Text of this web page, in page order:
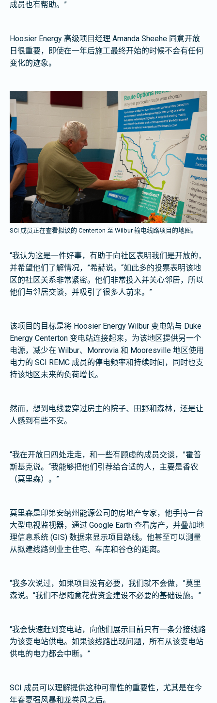
成员也有帮助。”
Hoosier Energy 高级项目经理 Amanda Sheehe 同意开放
日很重要，即使在一年后施工最终开始的时候不会有任何
变化的迹象。
SCI 成员正在查看拟议的 Centerton 至 Wilbur 输电线路项目的地图。
“我认为这是一件好事，有助于向社区表明我们是开放的，
并希望他们了解情况，”希赫说。“如此多的投票表明该地
区的社区关系非常紧密。他们非常投入并关心邻居，所以
他们与邻居交谈，并吸引了很多人前来。”
该项目的目标是将 Hoosier Energy Wilbur 变电站与 Duke
Energy Centerton 变电站连接起来，为该地区提供另一个
电源，减少在 Wilbur、Monrovia 和 Mooresville 地区使用
电力的 SCI REMC 成员的停电频率和持续时间，同时也支
持该地区未来的负荷增长。
然而，想到电线要穿过房主的院子、田野和森林，还是让
人感到有些不安。
“我在开放日四处走走，和一些有顾虑的成员交谈，”霍普
斯基克说。“我能够把他们引荐给合适的人，主要是香农
（莫里森）。”
莫里森是印第安纳州能源公司的房地产专家，他手持一台
大型电视监视器，通过 Google Earth 查看房产，并叠加地
理信息系统 (GIS) 数据来显示项目路线。他甚至可以测量
从拟建线路到业主住宅、车库和谷仓的距离。
“我多次说过，如果项目没有必要，我们就不会做，”莫里
森说。“我们不想随意花费资金建设不必要的基础设施。”
“我会快速赶到变电站，向他们展示目前只有一条分接线路
为该变电站供电。如果该线路出现问题，所有从该变电站
供电的电力都会中断。”
SCI 成员可以理解提供这种可靠性的重要性，尤其是在今
年春夏强风暴和龙卷风之后。